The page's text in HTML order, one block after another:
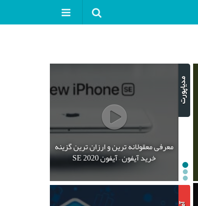
معرفی معقولانه ترین و ارزان ترین گزینه
خرید آیفون – آیفون SE 2020